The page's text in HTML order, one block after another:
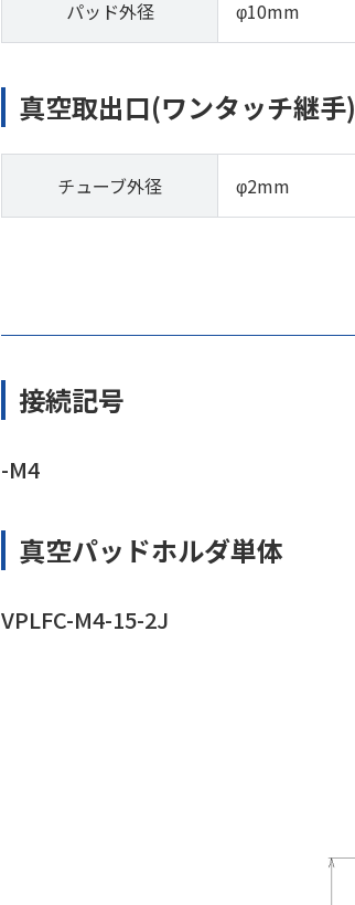
パッド外径 φ10mm
真空取出口(ワンタッチ継手)
チューブ外径 φ2mm
接続記号
-M4
真空パッドホルダ単体
VPLFC-M4-15-2J